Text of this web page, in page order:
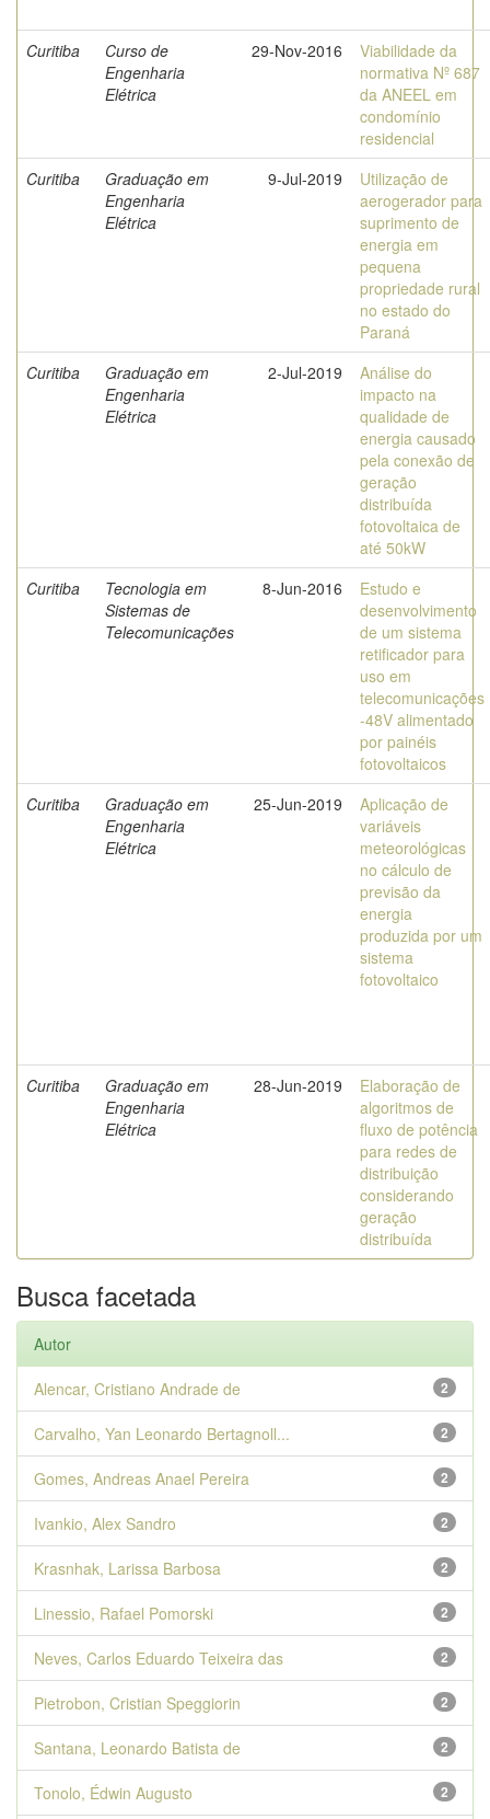
Curitiba
Curso de
Engenharia
Elétrica
29-Nov-2016
Viabilidade da
normativa Nº 687
da ANEEL em
condomínio
residencial
Curitiba
Graduação em
Engenharia
Elétrica
9-Jul-2019
Utilização de
aerogerador para
suprimento de
energia em
pequena
propriedade rural
no estado do
Paraná
Curitiba
Graduação em
Engenharia
Elétrica
2-Jul-2019
Análise do
impacto na
qualidade de
energia causado
pela conexão de
geração
distribuída
fotovoltaica de
até 50kW
Curitiba
Tecnologia em
Sistemas de
Telecomunicações
8-Jun-2016
Estudo e
desenvolvimento
de um sistema
retificador para
uso em
telecomunicações
-48V alimentado
por painéis
fotovoltaicos
Curitiba
Graduação em
Engenharia
Elétrica
25-Jun-2019
Aplicação de
variáveis
meteorológicas
no cálculo de
previsão da
energia
produzida por um
sistema
fotovoltaico
Curitiba
Graduação em
Engenharia
Elétrica
28-Jun-2019
Elaboração de
algoritmos de
fluxo de potência
para redes de
distribuição
considerando
geração
distribuída
Busca facetada
Autor
2
Alencar, Cristiano Andrade de
2
Carvalho, Yan Leonardo Bertagnoll...
2
Gomes, Andreas Anael Pereira
2
Ivankio, Alex Sandro
2
Krasnhak, Larissa Barbosa
2
Linessio, Rafael Pomorski
2
Neves, Carlos Eduardo Teixeira das
2
Pietrobon, Cristian Speggiorin
2
Santana, Leonardo Batista de
2
Tonolo, Édwin Augusto